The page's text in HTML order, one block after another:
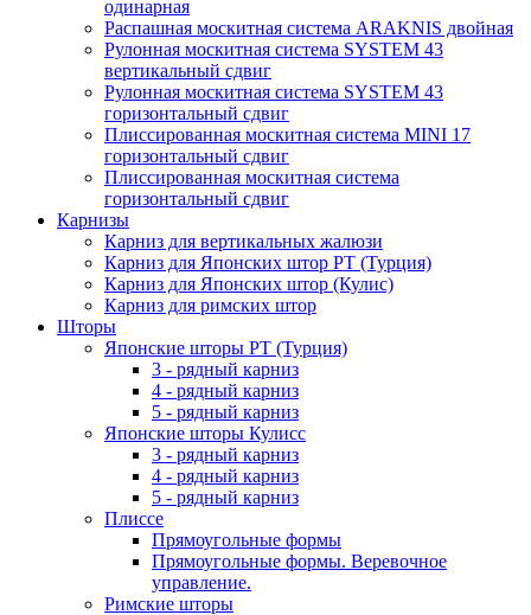
одинарная
Распашная москитная система ARAKNIS двойная
Рулонная москитная система SYSTEM 43
вертикальный сдвиг
Рулонная москитная система SYSTEM 43
горизонтальный сдвиг
Плиссированная москитная система MINI 17
горизонтальный сдвиг
Плиссированная москитная система
горизонтальный сдвиг
Карнизы
Карниз для вертикальных жалюзи
Карниз для Японских штор РТ (Турция)
Карниз для Японских штор (Кулис)
Карниз для римских штор
Шторы
Японские шторы РТ (Турция)
3 - рядный карниз
4 - рядный карниз
5 - рядный карниз
Японские шторы Кулисс
3 - рядный карниз
4 - рядный карниз
5 - рядный карниз
Плиссе
Прямоугольные формы
Прямоугольные формы. Веревочное
управление.
Римские шторы